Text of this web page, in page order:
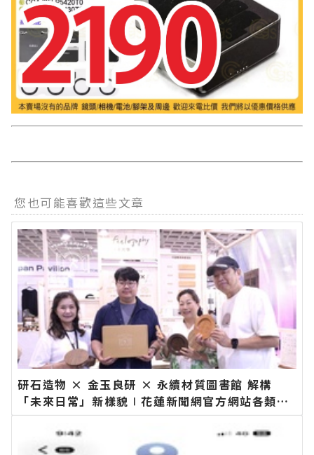
您也可能喜歡這些文章
研石造物 × 金玉良研 × 永續材質圖書館 解構
「未來日常」新樣貌∣花蓮新聞網官方網站各類新
聞－最快速的今日新聞報導 最新的在地資訊！